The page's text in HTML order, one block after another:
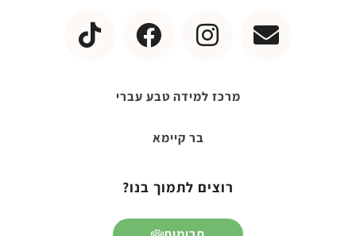
מרכז למידה טבע עברי
בר קיימא
רוצים לתמוך בנו?